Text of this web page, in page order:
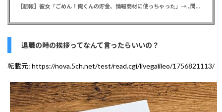
【悲報】彼女「ごめん！俺くんの貯金、情報商材に使っちゃった」→…問い詰めたらギャン泣きされたんだが俺が悪いのか？
退職の時の挨拶ってなんて言ったらいいの？
転載元: https://nova.5ch.net/test/read.cgi/livegalileo/1756821113/